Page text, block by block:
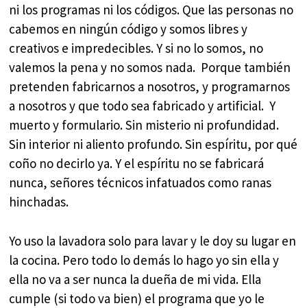
ni los programas ni los códigos. Que las personas no
cabemos en ningún código y somos libres y
creativos e impredecibles. Y si no lo somos, no
valemos la pena y no somos nada. Porque también
pretenden fabricarnos a nosotros, y programarnos
a nosotros y que todo sea fabricado y artificial. Y
muerto y formulario. Sin misterio ni profundidad.
Sin interior ni aliento profundo. Sin espíritu, por qué
coño no decirlo ya. Y el espíritu no se fabricará
nunca, señores técnicos infatuados como ranas
hinchadas.
Yo uso la lavadora solo para lavar y le doy su lugar en
la cocina. Pero todo lo demás lo hago yo sin ella y
ella no va a ser nunca la dueña de mi vida. Ella
cumple (si todo va bien) el programa que yo le